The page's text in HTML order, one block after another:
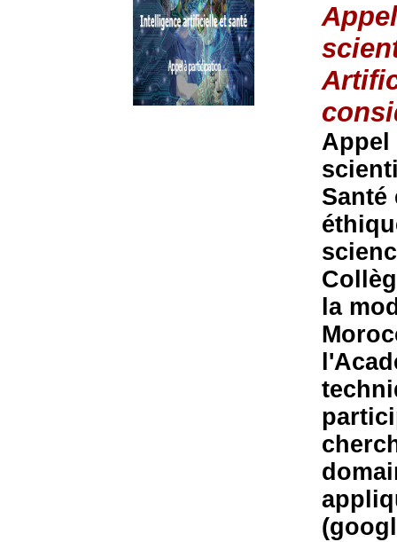
Appel
Santé
la